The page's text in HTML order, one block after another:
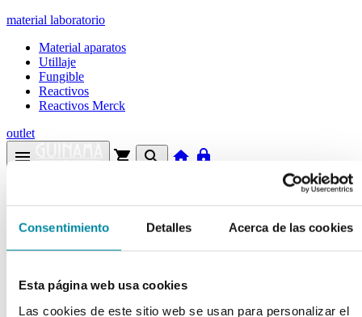
Consentimiento Detalles Acerca de las cookies
Esta página web usa cookies
Las cookies de este sitio web se usan para personalizar el
material laboratorio
Material aparatos
Utillaje
Fungible
Reactivos
Reactivos Merck
outlet
menu shopping_cart search home lock
Actualmente se encuentra en:
Inicio >>
arrow_back